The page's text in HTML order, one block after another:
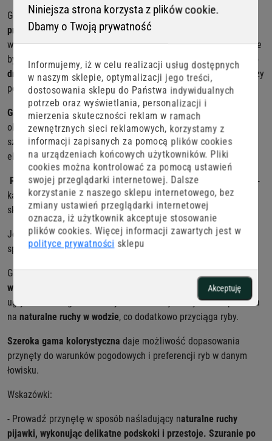
Niniejsza strona korzysta z plików cookie.
Dbamy o Twoją prywatność
Informujemy, iż w celu realizacji usług dostępnych
w naszym sklepie, optymalizacji jego treści,
dostosowania sklepu do Państwa indywidualnych
potrzeb oraz wyświetlania, personalizacji i
mierzenia skuteczności reklam w ramach
zewnętrznych sieci reklamowych, korzystamy z
informacji zapisanych za pomocą plików cookies
na urządzeniach końcowych użytkowników. Pliki
cookies można kontrolować za pomocą ustawień
swojej przeglądarki internetowej. Dalsze
korzystanie z naszego sklepu internetowego, bez
zmiany ustawień przeglądarki internetowej
oznacza, iż użytkownik akceptuje stosowanie
plików cookies. Więcej informacji zawartych jest w
polityce prywatności sklepu
Akceptuję
GF2 Leech, przynęta stworzona przez Great Fish, toautorski
projektiręczna produkcja, co sprawia, że każda przynęta jest
wyjątkowa, ale przede wszystkim niesamowicie skuteczna. Może
być zbrojona w klasyczną
główkę jig, czeburaszkę czy technike
drop-shot/ boczny trok. Pijawka to doskonały wybór dla wędkarzy
poszukujących skutecznych i wszechstronnych rozwiązań.
GF2 Leechto idealnaimitacja pijawkiczyli przysmaku dużych
okoni, pstrągów, jazi czy kleni . Pijawką nie pogardzą również
szczupaki, przez co przynęta staje się niezastąpionym
elementem ekwipunku każdego wędkarza.
Pozostawiona w nurcie, szurana po dnie, delikatnie opadająca
-
każda forma prezentacji w tym wypadku jest właściwa i często
skutkuje dużym drapieżnikiem na kiju.
Jej łupem oprócz drapieżników mogą paść także ryby
spokojnego żeru np. duże leszcze, karasie czy karpie.
GF2 Leech wykonana jest zwysokiej jakości, miękkiego, ale
wytrzymałego materiału
, przez co jest odporna na wielokrotne
ugryzienia i długotrwałe użytkowanie. Jej elastyczność pozwala
na naturalne ruchy w wodzie, co dodatkowo przyciąga ryby.
Szeroka gama kolorystyczna daje możliwość dopasowania
przynęty do warunków pogodowych i preferencji ryb w danym
łowisku.
Wskazówki:
- Prowadź przynętę w sposób naśladujący naturalne ruchy
pijawki, wykonując delikatne podskoki i przestoje. Szuranie po